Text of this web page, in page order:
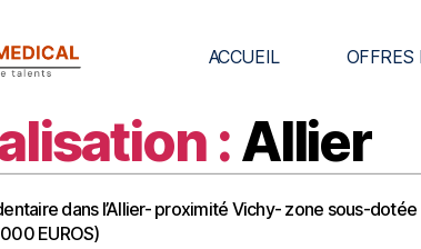
ACCUEIL OFFRES
:Allier
dans l’Allier- proximité Vichy- zone sous-dotée
EUROS)